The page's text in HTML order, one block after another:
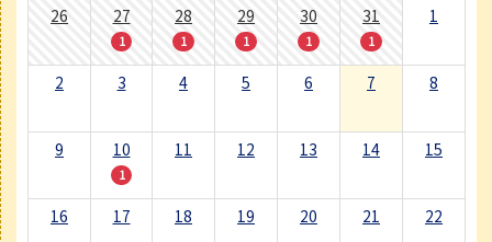
26
27
1
28
1
29
1
30
1
31
1
1
2 3 4 5 6 7 8
9 10
1
11 12 13 14 15
16 17 18 19 20 21 22